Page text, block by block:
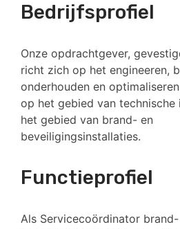
Bedrijfsprofiel
Onze opdrachtgever,
richt zich op het engineeren,
onderhouden en
op het gebied van technische
het gebied van brand- en
beveiligingsinstallaties.
Functieprofiel
Als Servicecoördinator brand-